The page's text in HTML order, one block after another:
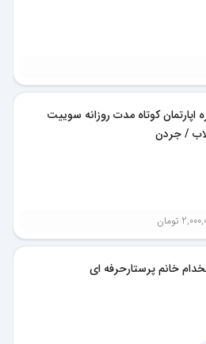
اپارتمان کوتاه مدت روزانه سوییت
/ جردن
تومان
خانم پرستارحرفه ای